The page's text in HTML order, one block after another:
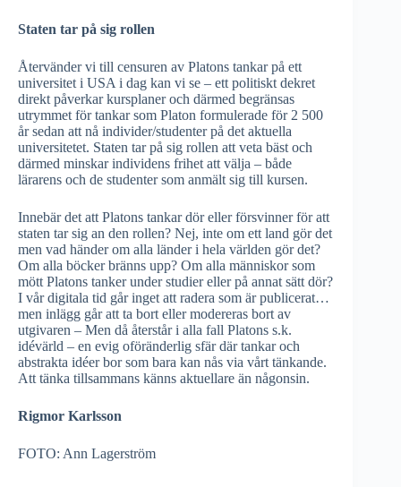
Staten tar på sig rollen
Återvänder vi till censuren av Platons tankar på ett
universitet i USA i dag kan vi se – ett politiskt dekret
direkt påverkar kursplaner och därmed begränsas
utrymmet för tankar som Platon formulerade för 2 500
år sedan att nå individer/studenter på det aktuella
universitetet. Staten tar på sig rollen att veta bäst och
därmed minskar individens frihet att välja – både
lärarens och de studenter som anmält sig till kursen.
Innebär det att Platons tankar dör eller försvinner för att
staten tar sig an den rollen? Nej, inte om ett land gör det
men vad händer om alla länder i hela världen gör det?
Om alla böcker bränns upp? Om alla människor som
mött Platons tanker under studier eller på annat sätt dör?
I vår digitala tid går inget att radera som är publicerat…
men inlägg går att ta bort eller modereras bort av
utgivaren – Men då återstår i alla fall Platons s.k.
idévärld – en evig oföränderlig sfär där tankar och
abstrakta idéer bor som bara kan nås via vårt tänkande.
Att tänka tillsammans känns aktuellare än någonsin.
Rigmor Karlsson
FOTO: Ann Lagerström